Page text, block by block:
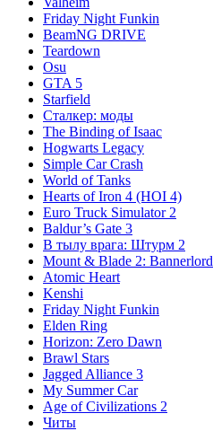
Friday Night Funkin
BeamNG DRIVE
Teardown
Osu
GTA 5
Starfield
Сталкер: моды
The Binding of Isaac
Hogwarts Legacy
Simple Car Crash
World of Tanks
Hearts of Iron 4 (HOI 4)
Euro Truck Simulator 2
Baldur’s Gate 3
В тылу врага: Штурм 2
Mount & Blade 2: Bannerlord
Atomic Heart
Kenshi
Friday Night Funkin
Elden Ring
Horizon: Zero Dawn
Brawl Stars
Jagged Alliance 3
My Summer Car
Age of Civilizations 2
Читы